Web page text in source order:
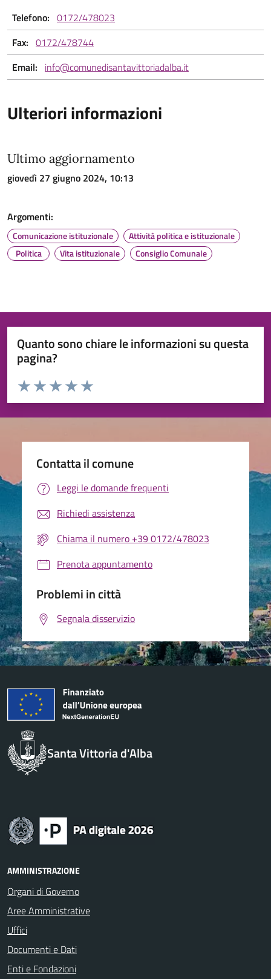
Telefono: 0172/478023
Fax: 0172/478744
Email: info@comunedisantavittoriadalba.it
Ulteriori informazioni
Ultimo aggiornamento
giovedì 27 giugno 2024, 10:13
Argomenti:
Comunicazione istituzionale
Attività politica e istituzionale
Politica
Vita istituzionale Consiglio Comunale
Quanto sono chiare le informazioni su questa
pagina?
Valuta da 1 a 5 stelle la pagina
Valuta 5 stelle su 5
Valuta 4 stelle su 5
Valuta 3 stelle su 5
Valuta 2 stelle su 5
Valuta 1 stelle su 5
Contatta il comune
Leggi le domande frequenti
Richiedi assistenza
Chiama il numero +39 0172/478023
Prenota appuntamento
Problemi in città
Segnala disservizio
Santa Vittoria d'Alba
AMMINISTRAZIONE
Organi di Governo
Aree Amministrative
Uffici
Documenti e Dati
Enti e Fondazioni